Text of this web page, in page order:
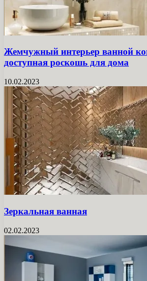
Жемчужный интерьер ванной
доступная роскошь для дома
10.02.2023
Зеркальная ванная
02.02.2023